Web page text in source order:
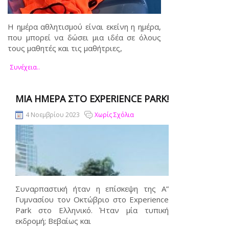
Η ημέρα αθλητισμού είναι εκείνη η ημέρα,
που μπορεί να δώσει μια ιδέα σε όλους
τους μαθητές και τις μαθήτριες,
Συνέχεια..
ΜΊΑ ΗΜΈΡΑ ΣΤΟ EXPERIENCE PARK!
4 Νοεμβρίου 2023 Χωρίς Σχόλια
Συναρπαστική ήταν η επίσκεψη της Α”
Γυμνασίου τον Οκτώβριο στο Experience
Park στο Ελληνικό. Ήταν μία τυπική
εκδρομή; Βεβαίως και